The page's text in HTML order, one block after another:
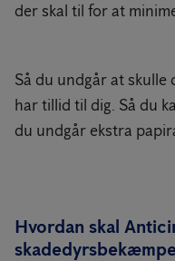
der skal til for at
Så du undgår at skulle
har tillid til dig. Så du
du undgår ekstra
Hvordan skal